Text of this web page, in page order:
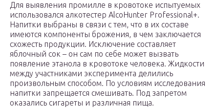
Для выявления промилле в кровотоке испытуемых
использовался алкотестер AlcoHunter Professional+.
Напитки выбраны в связи с тем, что в их составе
имеются компоненты брожения, в чем заключается
схожесть продукции. Исключение составляет
яблочный сок – он сам по себе может вызвать
появление этанола в кровотоке человека. Жидкости
между участниками эксперимента делились
произвольным способом. По условиям исследования
напитки запрещается смешивать. Под запретом
оказались сигареты и различная пища.